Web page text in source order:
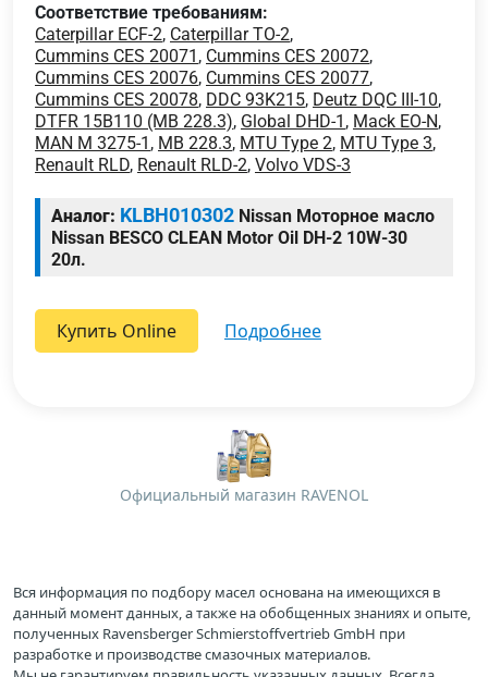
Соответствие требованиям:
Caterpillar ECF-2, Caterpillar TO-2,
Cummins CES 20071 , Cummins CES 20072,
Cummins CES 20076, Cummins CES 20077,
Cummins CES 20078, DDC 93K215, Deutz DQC III-10,
DTFR 15B110 (MB 228.3), Global DHD-1 , Mack EO-N,
MAN M 3275-1 , MB 228.3, MTU Type 2, MTU Type 3,
Renault RLD, Renault RLD-2, Volvo VDS-3
Аналог: KLBH010302 Nissan Моторное масло
Nissan BESCO CLEAN Motor Oil DH-2 10W-30
20л.
Купить Online подробнее
Официальный магазин RAVENOL
Вся информация по подбору масел основана на имеющихся в
данный момент данных, а также на обобщенных знаниях и опыте,
полученных Ravensberger Schmierstoffvertrieb GmbH при
разработке и производстве смазочных материалов.